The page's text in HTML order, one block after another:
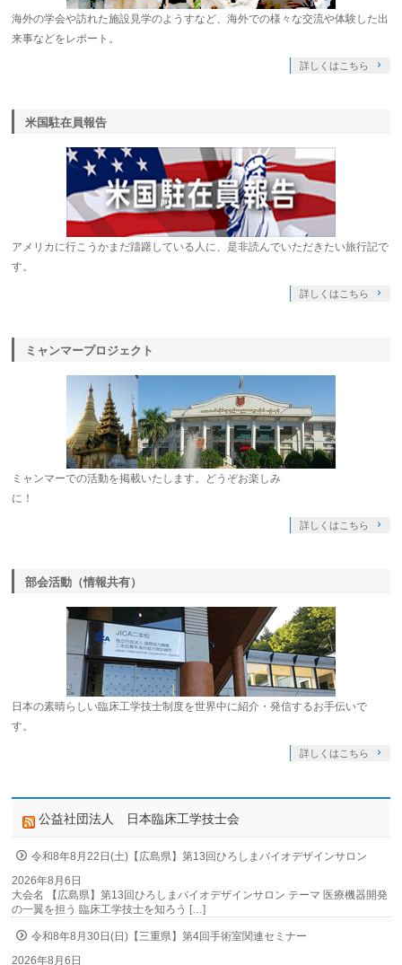
海外の学会や訪れた施設見学のようすなど、海外での様々な交流や体験した出
来事などをレポート。
詳しくはこちら
米国駐在員報告
アメリカに行こうかまだ躊躇している人に、是非読んでいただきたい旅行記で
す。
詳しくはこちら
ミャンマープロジェクト
ミャンマーでの活動を掲載いたします。どうぞお楽しみ
に！
詳しくはこちら
部会活動（情報共有）
日本の素晴らしい臨床工学技士制度を世界中に紹介・発信するお手伝いで
す。
詳しくはこちら
公益社団法人 日本臨床工学技士会
令和8年8月22日(土)【広島県】第13回ひろしまバイオデザインサロン
2026年8月6日
大会名 【広島県】第13回ひろしまバイオデザインサロン テーマ 医療機器開発
の一翼を担う 臨床工学技士を知ろう […]
令和8年8月30日(日)【三重県】第4回手術室関連セミナー
2026年8月6日